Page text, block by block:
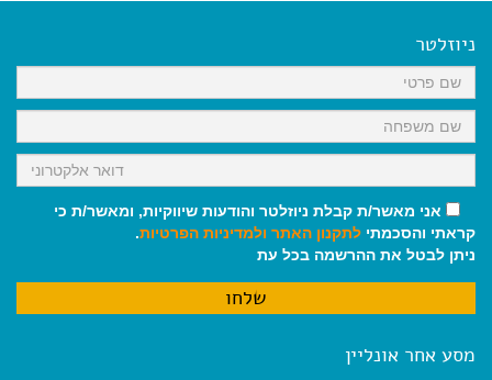
k
p
m
ניוזלטר
אני מאשר/ת קבלת ניוזלטר והודעות שיווקיות, ומאשר/ת כי
קראתי והסכמתי לתקנון האתר ולמדיניות הפרטיות.
ניתן לבטל את ההרשמה בכל עת
מסע אחר אונליין